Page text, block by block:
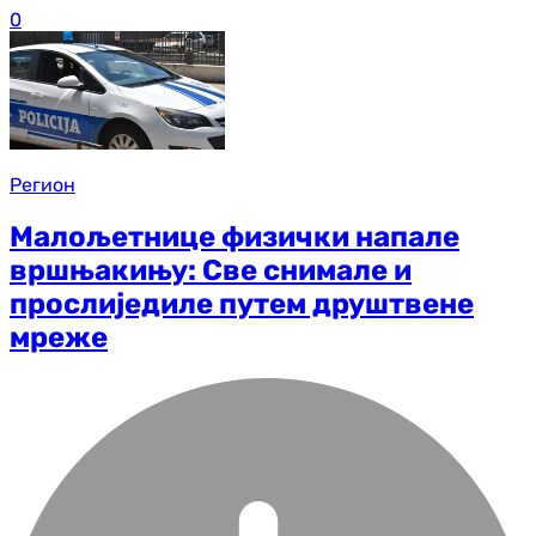
0
Регион
Малољетнице физички напале
вршњакињу: Све снимале и
прослиједиле путем друштвене
мреже